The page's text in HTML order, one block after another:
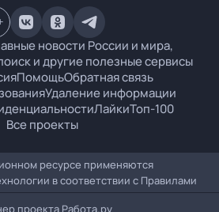
новости России и мира,
и другие полезные сервисы
ПомощьОбратная связь
Удаление информации
ЛайкиТоп-100
Все проекты
ресурсе применяются
в соответствии с Правилами
проекта Работа.ру